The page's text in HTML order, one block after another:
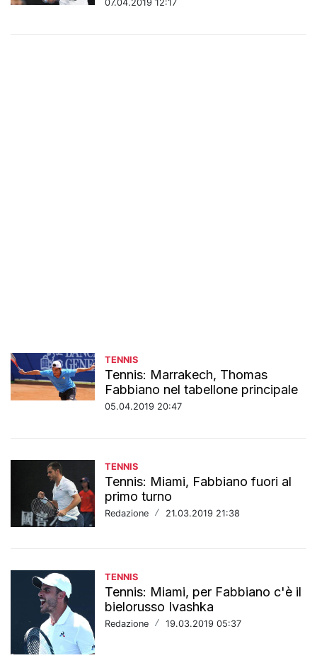
07.04.2019 12:17
TENNIS
Tennis: Marrakech, Thomas
Fabbiano nel tabellone principale
05.04.2019 20:47
TENNIS
Tennis: Miami, Fabbiano fuori al
primo turno
Redazione / 21.03.2019 21:38
TENNIS
Tennis: Miami, per Fabbiano c'è il
bielorusso Ivashka
Redazione / 19.03.2019 05:37